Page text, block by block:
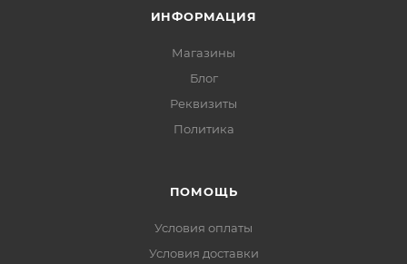
ИНФОРМАЦИЯ
Магазины
Блог
Реквизиты
Политика
ПОМОЩЬ
Условия оплаты
Условия доставки